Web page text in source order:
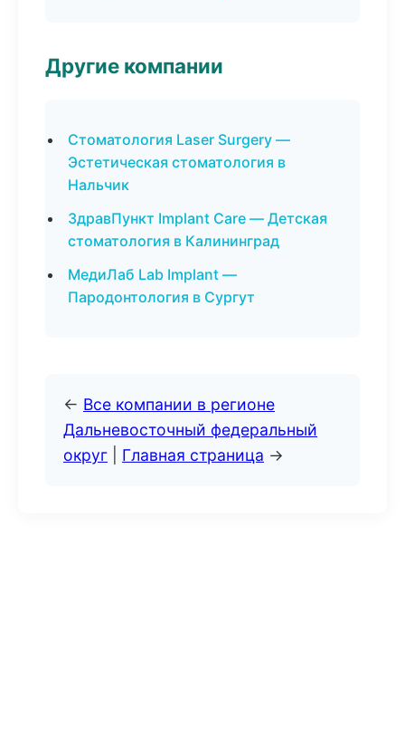
Другие компании
Стоматология Laser Surgery —
Эстетическая стоматология в
Нальчик
ЗдравПункт Implant Care — Детская
стоматология в Калининград
МедиЛаб Lab Implant —
Пародонтология в Сургут
← Все компании в регионе
Дальневосточный федеральный
округ
Главная страница →